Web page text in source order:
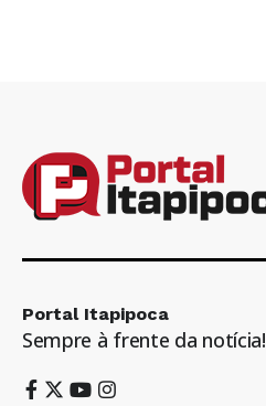
Portal Itapipoca
Sempre à frente da notícia!